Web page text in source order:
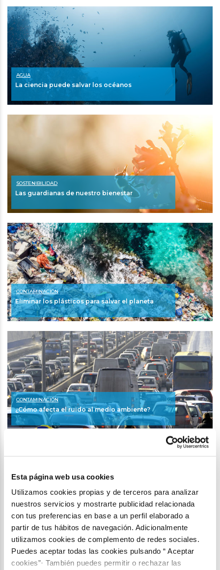
Esta página web usa cookies
Utilizamos cookies propias y de terceros para analizar
nuestros servicios y mostrarte publicidad relacionada
con tus preferencias en base a un perfil elaborado a
partir de tus hábitos de navegación. Adicionalmente
utilizamos cookies de complemento de redes sociales.
Puedes aceptar todas las cookies pulsando “ Aceptar
cookies”· También puedes permitir o rechazar las
AGUA
La ciencia puede salvar los océanos
SOSTENIBILIDAD
Las guardianas de nuestro bienestar
CONTAMINACIÓN
Eliminar los plásticos para salvar el planeta
CONTAMINACIÓN
¿Cómo afecta el ruido al medio ambiente?
SOSTENIBILIDAD
Los bosques: aliados contra la crisis climática